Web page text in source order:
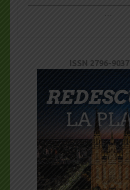
…
ISSN 2796-9037